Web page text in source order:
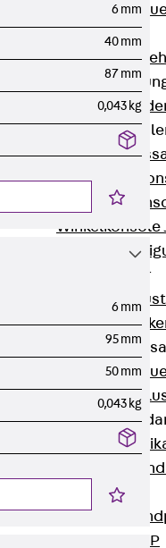
Zurück
GRIPRIP®
Zurück
Winkelkonsole
Brüstungsanker
Zurück
Zurück
Attika-
Zurück
Windposts
Windpost JWP
6 mm
40 mm
87 mm
0,043 kg
6 mm
95 mm
50 mm
0,043 kg